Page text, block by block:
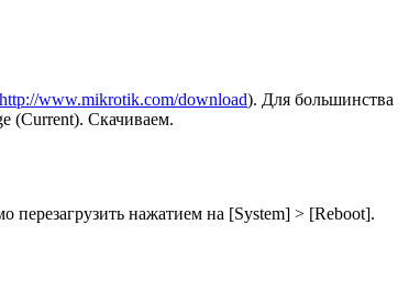
http://www.mikrotik.com/download). Для большинства
(Current). Скачиваем.
перезагрузить нажатием на [System] > [Reboot].